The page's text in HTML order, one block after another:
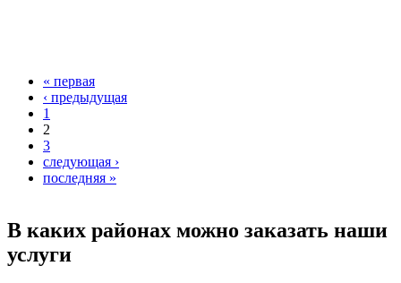
« первая
‹ предыдущая
1
2
3
следующая ›
последняя »
В каких районах можно заказать наши
услуги